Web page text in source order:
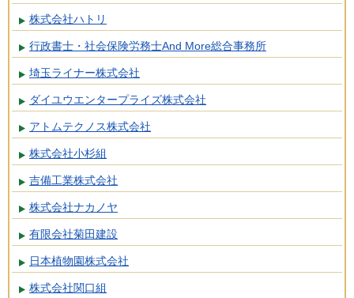
株式会社ハトリ
行政書士・社会保険労務士And More総合事務所
埼玉ライナー株式会社
ダイユウエンタープライズ株式会社
アトムテクノス株式会社
株式会社小杉組
吉備工業株式会社
株式会社ナカノヤ
有限会社菊田建設
日本植物園株式会社
株式会社関口組